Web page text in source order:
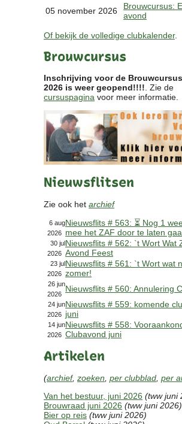
05 november 2026
Brouwcursus:
avond
Of bekijk de volledige clubkalender.
Brouwcursus
Inschrijving voor de
2026 is weer geopend!!!!. Zie de
cursuspagina voor meer informatie.
Nieuwsflitsen
Zie ook het archief
6 aug
2026
Nieuwsflits # 563: ⏳ Nog 1
mee het ZAF door te laten
30 jul
2026
Nieuwsflits # 562: `t Wort Wat
Avond Feest
23 jul
2026
Nieuwsflits # 561: `t Wort wat
zomer!
26 jun
2026
Nieuwsflits # 560: Annulering
24 jun
2026
Nieuwsflits # 559: komende
juni
14 jun
2026
Nieuwsflits # 558:
Clubavond juni
Artikelen
(archief, zoeken per clubblad per
Van het bestuur, juni 2026 (tww juni
Brouwraad juni 2026 (tww juni 2026)
Bier op reis (tww juni 2026)
Wedstrijduitslagen
Bijzondere Leden
- Professioneel
- Biersommeliers
Recepten
Recepten
Zoeken
Bericht
Lid worden
Brouwcursus
Artikelen
Foto's
Links
Nieuwsflitsen
Video
Inloggen